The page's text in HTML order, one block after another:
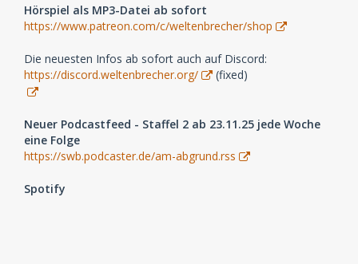
Hörspiel als MP3-Datei ab sofort
https://www.patreon.com/c/weltenbrecher/shop
Die neuesten Infos ab sofort auch auf Discord:
https://discord.weltenbrecher.org/
(fixed)
Neuer Podcastfeed - Staffel 2 ab 23.11.25 jede Woche
eine Folge
https://swb.podcaster.de/am-abgrund.rss
Spotify